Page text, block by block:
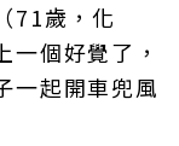
71歲，化
個好覺了，
一起開車兜風